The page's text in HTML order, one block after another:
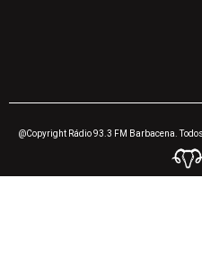
@Copyright Rádio 93.3 FM Barbacena.